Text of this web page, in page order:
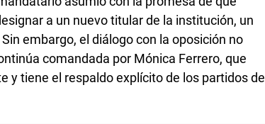
a un nuevo titular de la institución, un
embargo, el diálogo con la oposición no
comandada por Mónica Ferrero, que
y tiene el respaldo explícito de los partidos de